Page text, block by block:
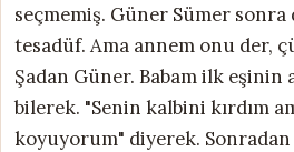
seçmemiş. Güner Sümer sonra
tesadüf. Ama annem onu der,
Şadan Güner. Babam ilk eşinin
bilerek. "Senin kalbini kırdım
koyuyorum" diyerek.